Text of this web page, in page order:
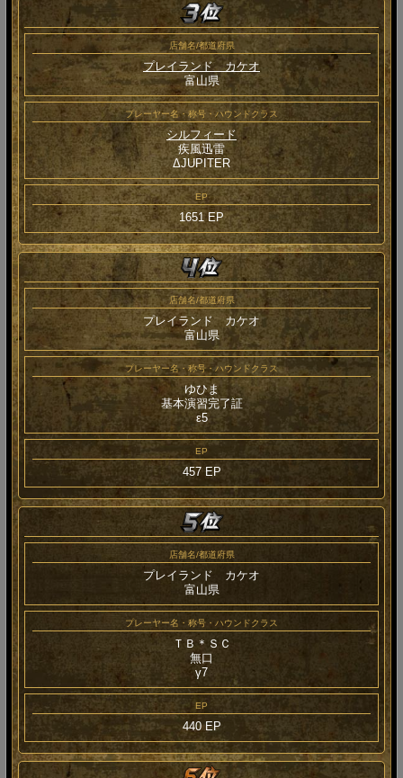
店舗名/都道府県
プレイランド カケオ
富山県
プレーヤー名・称号・ハウンドクラス
シルフィード
疾風迅雷
ΔJUPITER
EP
1651 EP
店舗名/都道府県
プレイランド カケオ
富山県
プレーヤー名・称号・ハウンドクラス
ゆひま
基本演習完了証
ε5
EP
457 EP
店舗名/都道府県
プレイランド カケオ
富山県
プレーヤー名・称号・ハウンドクラス
ＴＢ＊ＳＣ
無口
γ7
EP
440 EP